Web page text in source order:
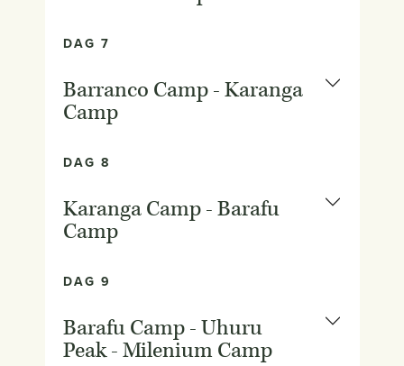
DAG 7
Barranco Camp - Karanga
Camp
DAG 8
Karanga Camp - Barafu
Camp
DAG 9
Barafu Camp - Uhuru
Peak - Milenium Camp